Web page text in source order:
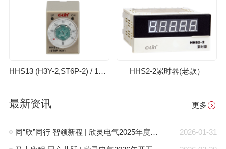
HHS13 (H3Y-2,ST6P-2) / 13-1 (H3Y-4,ST6P-4)时间继电器(老款） HHS2-2累时器(老款）
最新资讯 更多
2026-01-31
同“欣”同行 智领新程 | 欣灵电气2025年度表彰总结大会暨新年酒会成功举办！